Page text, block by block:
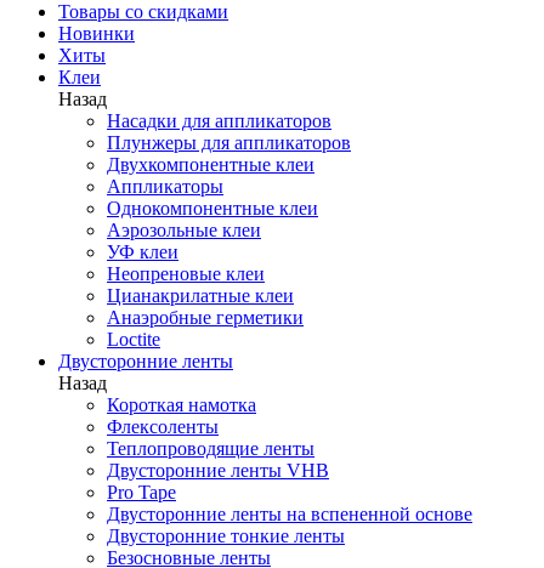
Товары со скидками
Новинки
Хиты
Клеи
Назад
Насадки для аппликаторов
Плунжеры для аппликаторов
Двухкомпонентные клеи
Аппликаторы
Однокомпонентные клеи
Аэрозольные клеи
УФ клеи
Неопреновые клеи
Цианакрилатные клеи
Анаэробные герметики
Loctite
Двусторонние ленты
Назад
Короткая намотка
Флексоленты
Теплопроводящие ленты
Двусторонние ленты VHB
Pro Tape
Двусторонние ленты на вспененной основе
Двусторонние тонкие ленты
Безосновные ленты